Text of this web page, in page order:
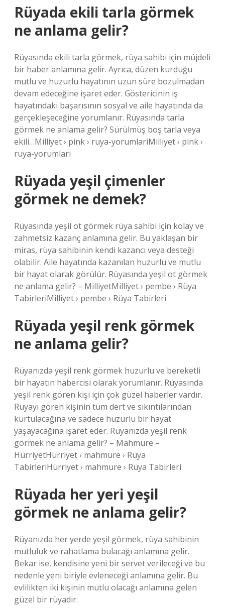
Rüyada ekili tarla görmek
ne anlama gelir?
Rüyasında ekili tarla görmek, rüya sahibi için müjdeli
bir haber anlamına gelir. Ayrıca, düzen kurduğu
mutlu ve huzurlu hayatının uzun süre bozulmadan
devam edeceğine işaret eder. Göstericinin iş
hayatındaki başarısının sosyal ve aile hayatında da
gerçekleşeceğine yorumlanır. Rüyasında tarla
görmek ne anlama gelir? Sürülmüş boş tarla veya
ekili…Milliyet › pink › ruya-yorumlariMilliyet › pink ›
ruya-yorumlari
Rüyada yeşil çimenler
görmek ne demek?
Rüyasında yeşil ot görmek rüya sahibi için kolay ve
zahmetsiz kazanç anlamına gelir. Bu yaklaşan bir
miras, rüya sahibinin kendi kazancı veya desteği
olabilir. Aile hayatında kazanılan huzurlu ve mutlu
bir hayat olarak görülür. Rüyasında yeşil ot görmek
ne anlama gelir? – MilliyetMilliyet › pembe › Rüya
TabirleriMilliyet › pembe › Rüya Tabirleri
Rüyada yeşil renk görmek
ne anlama gelir?
Rüyanızda yeşil renk görmek huzurlu ve bereketli
bir hayatın habercisi olarak yorumlanır. Rüyasında
yeşil renk gören kişi için çok güzel haberler vardır.
Rüyayı gören kişinin tüm dert ve sıkıntılarından
kurtulacağına ve sadece huzurlu bir hayat
yaşayacağına işaret eder. Rüyanızda yeşil renk
görmek ne anlama gelir? – Mahmure –
HürriyetHürriyet › mahmure › Rüya
TabirleriHürriyet › mahmure › Rüya Tabirleri
Rüyada her yeri yeşil
görmek ne anlama gelir?
Rüyanızda her yerde yeşil görmek, rüya sahibinin
mutluluk ve rahatlama bulacağı anlamına gelir.
Bekar ise, kendisine yeni bir servet verileceği ve bu
nedenle yeni biriyle evleneceği anlamına gelir. Bu
evlilikten iki kişinin mutlu olacağı anlamına gelen
güzel bir rüyadır.